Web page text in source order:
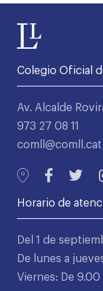
Colegio Oficial
Av. Alcalde
973 27 08 11
comll@comll.cat
Horario de
Del 1 de
De lunes a
Viernes: De 9.00